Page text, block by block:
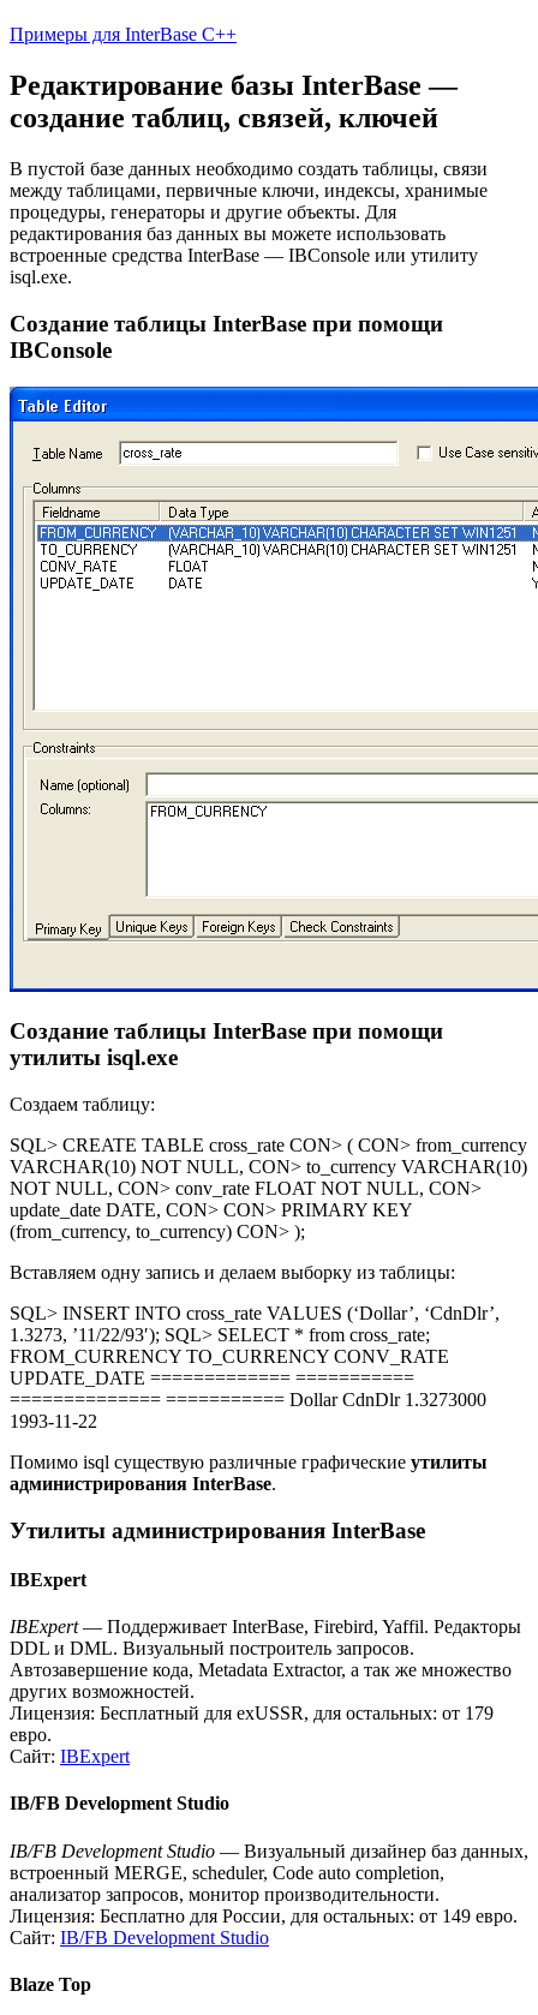
Примеры для InterBase C++
Редактирование базы InterBase —
создание таблиц, связей, ключей
В пустой базе данных необходимо создать таблицы, связи
между таблицами, первичные ключи, индексы, хранимые
процедуры, генераторы и другие объекты. Для
редактирования баз данных вы можете использовать
встроенные средства InterBase — IBConsole или утилиту
isql.exe.
Создание таблицы InterBase при помощи
IBConsole
Создание таблицы InterBase при помощи
утилиты isql.exe
Создаем таблицу:
SQL> CREATE TABLE cross_rate CON> ( CON> from_currency
VARCHAR(10) NOT NULL, CON> to_currency VARCHAR(10)
NOT NULL, CON> conv_rate FLOAT NOT NULL, CON>
update_date DATE, CON> CON> PRIMARY KEY
(from_currency, to_currency) CON> );
Вставляем одну запись и делаем выборку из таблицы:
SQL> INSERT INTO cross_rate VALUES (‘Dollar’, ‘CdnDlr’,
1.3273, ’11/22/93′); SQL> SELECT * from cross_rate;
FROM_CURRENCY TO_CURRENCY CONV_RATE
UPDATE_DATE ============= ===========
============== =========== Dollar CdnDlr 1.3273000
1993-11-22
Помимо isql существую различные графические утилиты
администрирования InterBase.
Утилиты администрирования InterBase
IBExpert
IBExpert— Поддерживает InterBase, Firebird, Yaffil. Редакторы
DDL и DML. Визуальный построитель запросов.
Автозавершение кода, Metadata Extractor, а так же множество
других возможностей.
Лицензия: Бесплатный для exUSSR, для остальных: от 179
евро.
Сайт: IBExpert
IB/FB Development Studio
IB/FB Development Studio — Визуальный дизайнер баз данных,
встроенный MERGE, scheduler, Code auto completion,
анализатор запросов, монитор производительности.
Лицензия: Бесплатно для России, для остальных: от 149 евро.
Сайт: IB/FB Development Studio
Blaze Top